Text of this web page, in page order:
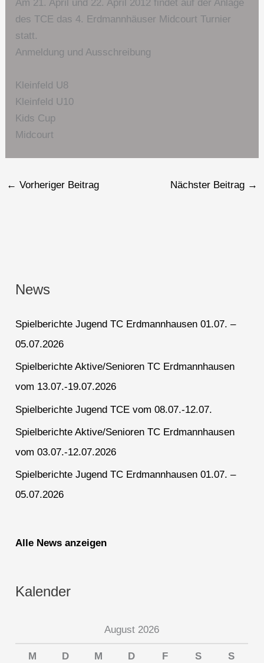
Am 21. April und 22. April 2012 findet auf der Anlage
des TCE das 4. Erdmannhäuser Midcourt Turnier
statt.
Anmeldung und Ausschreibung
Kleinfeld U8
Kleinfeld U10
Kids Cup
Midcourt
← Vorheriger Beitrag Nächster Beitrag →
News
Spielberichte Jugend TC Erdmannhausen 01.07. –
05.07.2026
Spielberichte Aktive/Senioren TC Erdmannhausen
vom 13.07.-19.07.2026
Spielberichte Jugend TCE vom 08.07.-12.07.
Spielberichte Aktive/Senioren TC Erdmannhausen
vom 03.07.-12.07.2026
Spielberichte Jugend TC Erdmannhausen 01.07. –
05.07.2026
Alle News anzeigen
Kalender
August 2026
M D M D F S S